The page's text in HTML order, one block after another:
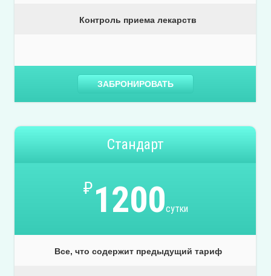
Контроль приема лекарств
ЗАБРОНИРОВАТЬ
Стандарт
₽1200сутки
Все, что содержит предыдущий тариф